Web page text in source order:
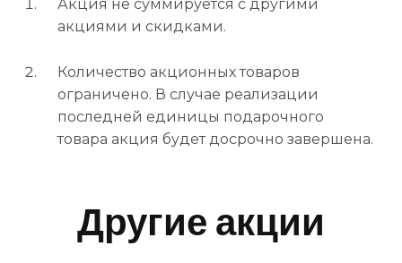
Акция не суммируется с другими
акциями и скидками.
Количество акционных товаров
ограничено. В случае реализации
последней единицы подарочного
товара акция будет досрочно завершена.
Другие акции